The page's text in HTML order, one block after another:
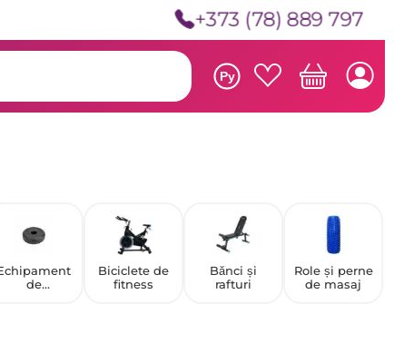
+373 (78) 889 797
Ру
de
Biciclete de
fitness
Bănci și
rafturi
Role și perne
de masaj